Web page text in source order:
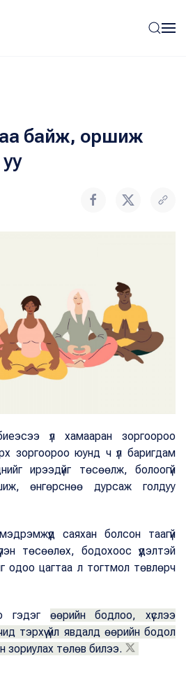
байж, оршиж
үл хамааран зоргоороо
зоргоороо юунд ч үл баригдам
ирээдүйг төсөөлж, болоогүй
өнгөрснөө дурсаж голдуу
саяхан болсон таагүй
төсөөлөх, бодохоос үүдэлтэй
одоо цагтаа л тогтмол төвлөрч
гэдэг өөрийн бодлоо, хүслээ
тэрхүү үйл явдалд өөрийн бодол
зориулах төлөв билээ.